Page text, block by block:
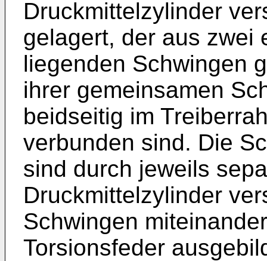
Druckmittelzylinder
gelagert, der aus zwei
liegenden Schwingen
ihrer gemeinsamen
beidseitig im
verbunden sind. Die
sind durch jeweils
Druckmittelzylinder
Schwingen
Torsionsfeder